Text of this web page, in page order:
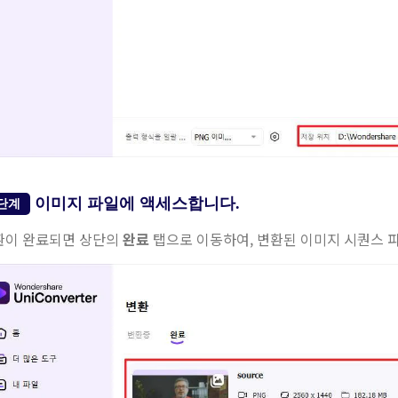
계 이미지 파일에 액세스합니다.
이 완료되면 상단의완료 탭으로 이동하여, 변환된 이미지 시퀀스